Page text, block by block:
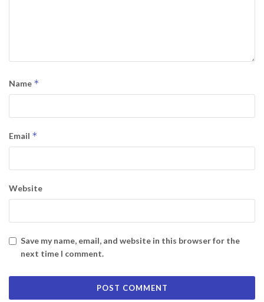
Name *
Email *
Website
Save my name, email, and website in this browser for the
next time I comment.